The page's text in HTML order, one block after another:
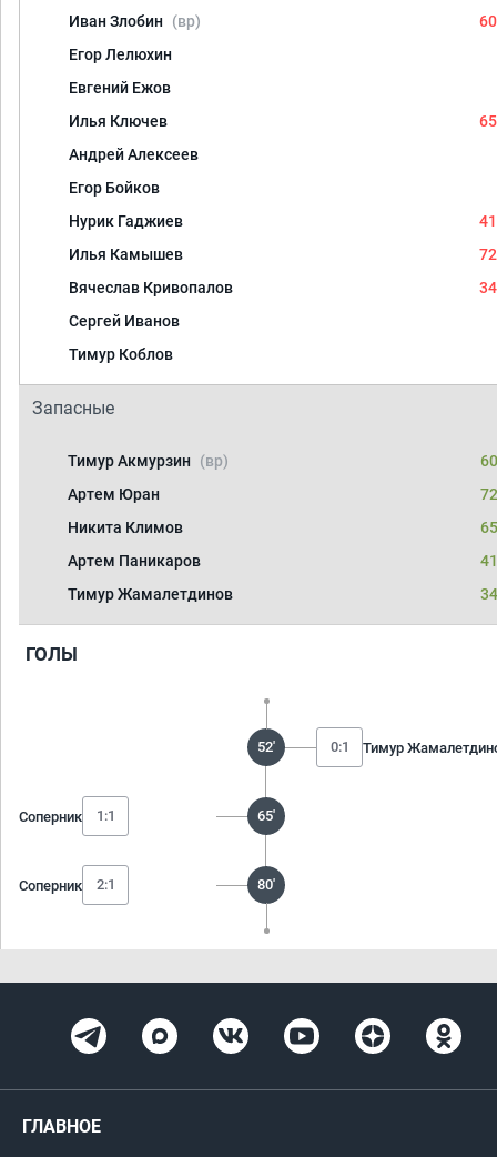
Иван Злобин (вр)
Егор Лелюхин
Евгений Ежов
Илья Ключев
Андрей Алексеев
Егор Бойков
Нурик Гаджиев
Илья Камышев
Вячеслав Кривопалов
Сергей Иванов
Тимур Коблов
Запасные
Тимур Акмурзин (вр)
Артем Юран
Никита Климов
Артем Паникаров
Тимур Жамалетдинов
ГОЛЫ
52' 0:1 Тимур
Соперник 1:1 65'
Соперник 2:1 80'
ГЛАВНОЕ